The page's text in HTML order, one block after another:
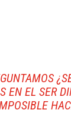
EN EL SER